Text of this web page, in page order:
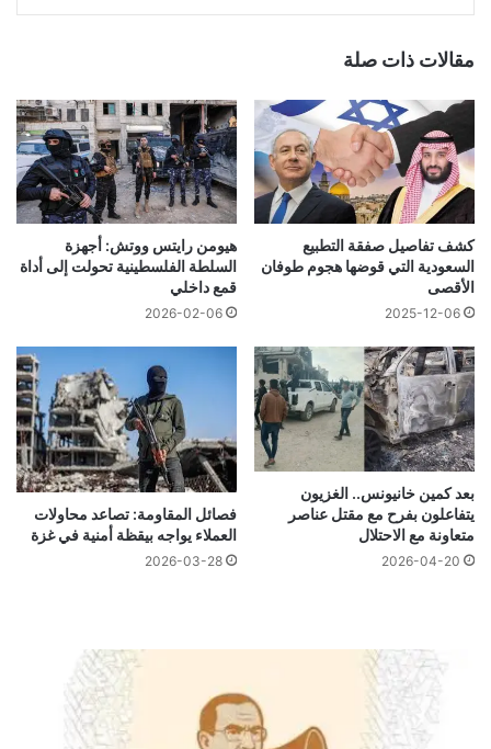
مقالات ذات صلة
كشف تفاصيل صفقة التطبيع
السعودية التي قوضها هجوم طوفان
الأقصى
2025-12-06
هيومن رايتس ووتش: أجهزة
السلطة الفلسطينية تحولت إلى أداة
قمع داخلي
2026-02-06
بعد كمين خانيونس.. الغزيون
يتفاعلون بفرح مع مقتل عناصر
متعاونة مع الاحتلال
2026-04-20
فصائل المقاومة: تصاعد محاولات
العملاء يواجه بيقظة أمنية في غزة
2026-03-28